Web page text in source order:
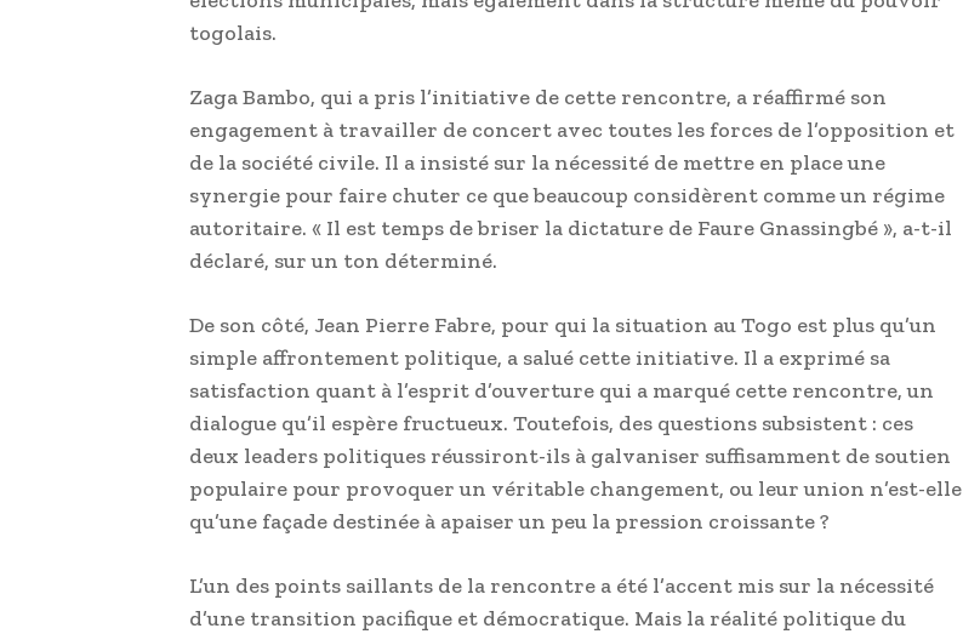
togolais.
Zaga Bambo, qui a pris l’initiative de cette rencontre, a réaffirmé son
engagement à travailler de concert avec toutes les forces de l’opposition et
de la société civile. Il a insisté sur la nécessité de mettre en place une
synergie pour faire chuter ce que beaucoup considèrent comme un régime
autoritaire. « Il est temps de briser la dictature de Faure Gnassingbé », a-t-il
déclaré, sur un ton déterminé.
De son côté, Jean Pierre Fabre, pour qui la situation au Togo est plus qu’un
simple affrontement politique, a salué cette initiative. Il a exprimé sa
satisfaction quant à l’esprit d’ouverture qui a marqué cette rencontre, un
dialogue qu’il espère fructueux. Toutefois, des questions subsistent : ces
deux leaders politiques réussiront-ils à galvaniser suffisamment de soutien
populaire pour provoquer un véritable changement, ou leur union n’est-elle
qu’une façade destinée à apaiser un peu la pression croissante ?
L’un des points saillants de la rencontre a été l’accent mis sur la nécessité
d’une transition pacifique et démocratique. Mais la réalité politique du